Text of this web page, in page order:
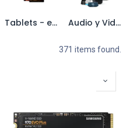
Tablets - eReaders Audio y Video
371 items found.